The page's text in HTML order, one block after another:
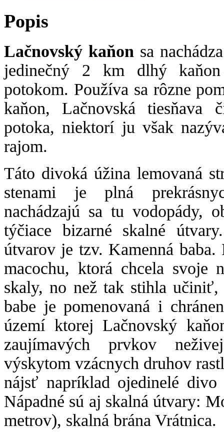
Popis
Lačnovský kaňon sa
jedinečný 2 km dlhý kaňon
potokom. Používa sa rôzne
kaňon, Lačnovská tiesňava
potoka, niektorí ju však
rajom.
Táto divoká úžina lemovaná
stenami je plná
nachádzajú sa tu vodopády,
týčiace bizarné skalné
útvarov je tzv. Kamenná
macochu, ktorá chcela svoje
skaly, no než tak stihla učiniť,
babe je pomenovaná i
území ktorej Lačnovský
zaujímavých prvkov
výskytom vzácnych druhov
nájsť napríklad ojedinelé
Nápadné sú aj skalná útvary:
metrov), skalná brána Vrátnica.